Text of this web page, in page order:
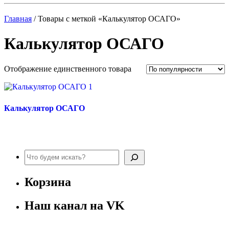
Главная / Товары с меткой «Калькулятор ОСАГО»
Калькулятор ОСАГО
Отображение единственного товара
Калькулятор ОСАГО
Поиск
Корзина
Наш канал на VK